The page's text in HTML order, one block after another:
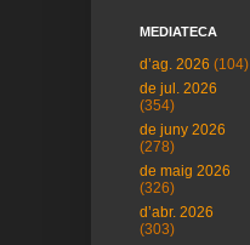
MEDIATECA
d’ag. 2026 (104)
de jul. 2026
(354)
de juny 2026
(278)
de maig 2026
(326)
d’abr. 2026
(303)